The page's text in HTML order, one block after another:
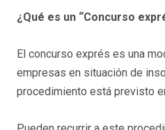
¿Qué es un “Concurso
El concurso exprés es una
empresas en situación de
procedimiento está previsto